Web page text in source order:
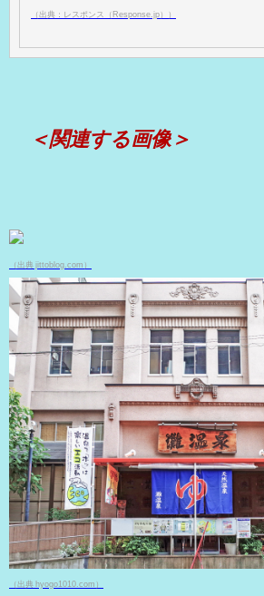
（出典：レスポンス（Response.jp））
＜関連する画像＞
（出典 jittoblog.com）
（出典 hyogo1010.com）